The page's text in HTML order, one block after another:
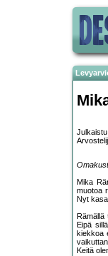
Mika
muotoa
Nyt
Eipä
kiekkoa
Keitä